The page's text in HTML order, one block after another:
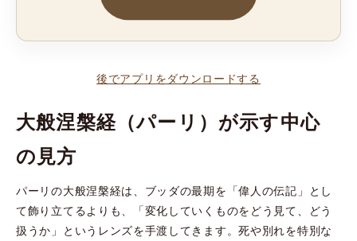
後でアプリをダウンロードする
大般涅槃経（パーリ）が示す中心
の見方
パーリの大般涅槃経は、ブッダの最期を「偉人の伝記」とし
て飾り立てるよりも、「変化していくものをどう見て、どう
扱うか」というレンズを手渡してきます。死や別れを特別な